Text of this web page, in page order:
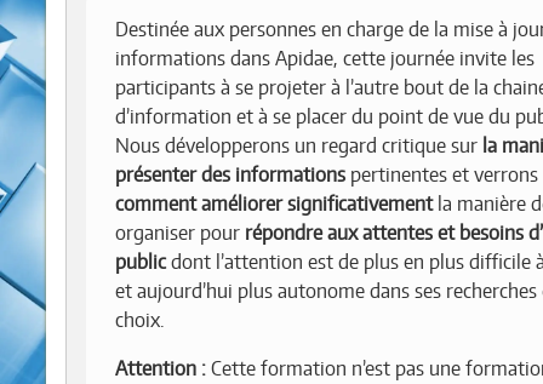
Destinée aux personnes en charge de la mise à
informations dans Apidae, cette journée invite les
participants à se projeter à l’autre bout de la
d’information et à se placer du point de vue du
Nous développerons un regard critique sur la
présenter des informations pertinentes et verrons
comment améliorer significativementla manière
organiser pour répondre aux attentes et besoins
publicdont l’attention est de plus en plus difficile
et aujourd’hui plus autonome dans ses recherches
choix.
Attention : Cette formation n’est pas une